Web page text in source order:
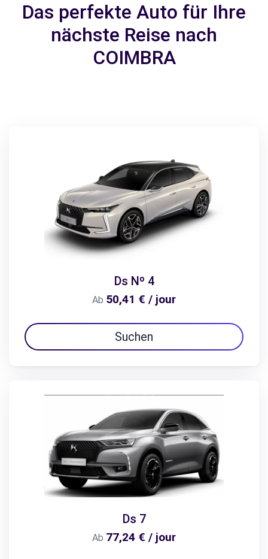
Das perfekte Auto für Ihre
nächste Reise nach
COIMBRA
Ds Nº 4
Ab 50,41 € / jour
Suchen
Ds 7
Ab 77,24 € / jour